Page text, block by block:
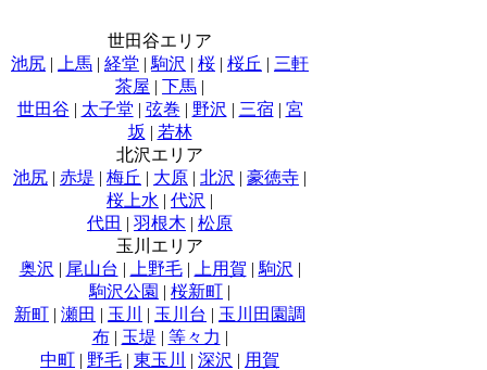
世田谷エリア
池尻 | 上馬 | 経堂 | 駒沢 | 桜 | 桜丘 | 三軒
茶屋 | 下馬 |
世田谷 | 太子堂 | 弦巻 | 野沢 | 三宿 | 宮
坂 | 若林
北沢エリア
池尻 | 赤堤 | 梅丘 | 大原 | 北沢 | 豪徳寺 |
桜上水 | 代沢 |
代田 | 羽根木 | 松原
玉川エリア
奥沢 | 尾山台 | 上野毛| 上用賀 | 駒沢 |
駒沢公園 | 桜新町 |
新町 | 瀬田 | 玉川 | 玉川台 | 玉川田園調
布| 玉堤 | 等々力 |
中町 | 野毛 | 東玉川 | 深沢 | 用賀